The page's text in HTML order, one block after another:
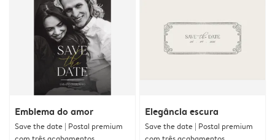
Emblema do amor
Save the date | Postal premium
Elegância escura
Save the date | Postal premium